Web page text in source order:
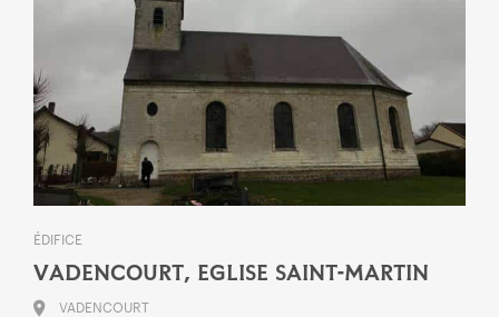
ÉDIFICE
VADENCOURT, EGLISE SAINT-MARTIN
VADENCOURT